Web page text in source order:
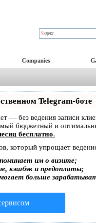
Companies
Telegram-боте
— без ведения записи
бюджетный и
бесплатно.
который упрощает
им о визите;
кэшбэк и предоплаты;
больше